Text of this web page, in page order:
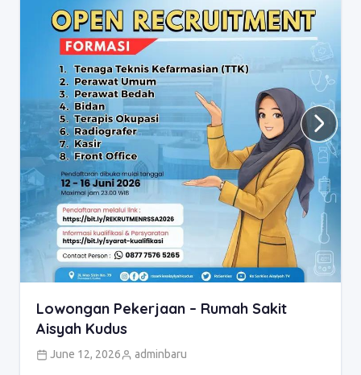
Lowongan Pekerjaan – Rumah Sakit
Aisyah Kudus
June 12, 2026 adminbaru